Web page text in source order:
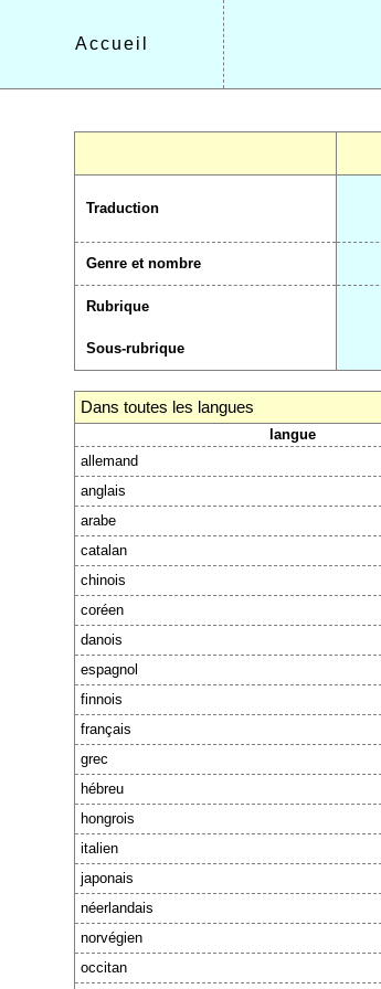
Accueil
Traduction
Genre et nombre
Rubrique
Sous-rubrique
Dans toutes les langues
langue
allemand
anglais
arabe
catalan
chinois
coréen
danois
espagnol
finnois
français
grec
hébreu
hongrois
italien
japonais
néerlandais
norvégien
occitan